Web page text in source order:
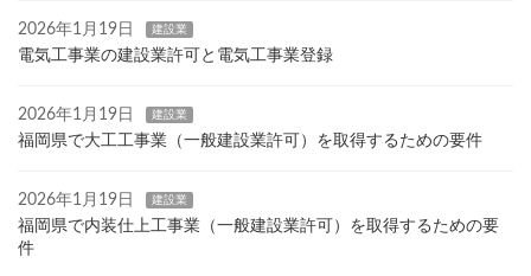
2026年1月19日 建設業
電気工事業の建設業許可と電気工事業登録
2026年1月19日 建設業
福岡県で大工工事業（一般建設業許可）を取得するための要件
2026年1月19日 建設業
福岡県で内装仕上工事業（一般建設業許可）を取得するための要
件